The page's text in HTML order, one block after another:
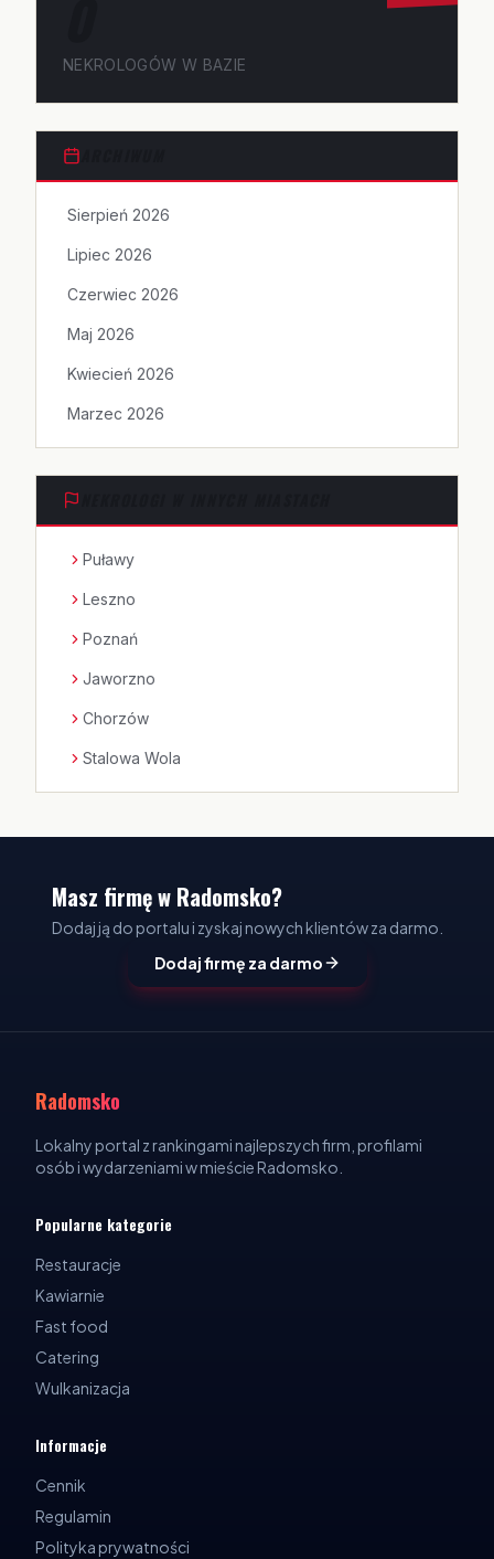
NEKROLOGÓW W BAZIE
Sierpień 2026
Lipiec 2026
Czerwiec 2026
Maj 2026
Kwiecień 2026
Marzec 2026
Puławy
Leszno
Poznań
Jaworzno
Chorzów
Stalowa Wola
Masz firmę w Radomsko?
Dodaj ją do portalu i zyskaj nowych klientów za darmo.
Dodaj firmę za darmo
Radomsko
Lokalny portal z rankingami najlepszych firm, profilami
osób i wydarzeniami w mieście Radomsko.
Popularne kategorie
Restauracje
Kawiarnie
Fast food
Catering
Wulkanizacja
Informacje
Cennik
Regulamin
Polityka prywatności